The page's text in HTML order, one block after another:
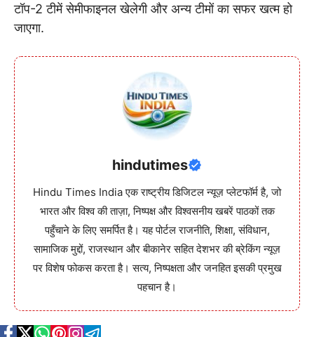
टॉप-2 टीमें सेमीफाइनल खेलेगी और अन्य टीमों का सफर खत्म हो
जाएगा.
hindutimes
Hindu Times India एक राष्ट्रीय डिजिटल न्यूज़ प्लेटफॉर्म है, जो
भारत और विश्व की ताज़ा, निष्पक्ष और विश्वसनीय खबरें पाठकों तक
पहुँचाने के लिए समर्पित है। यह पोर्टल राजनीति, शिक्षा, संविधान,
सामाजिक मुद्दों, राजस्थान और बीकानेर सहित देशभर की ब्रेकिंग न्यूज़
पर विशेष फोकस करता है। सत्य, निष्पक्षता और जनहित इसकी प्रमुख
पहचान है।